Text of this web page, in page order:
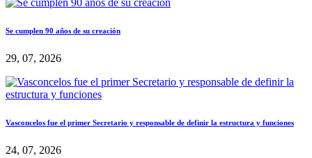
Se cumplen 90 años de su creación
29, 07, 2026
Vasconcelos fue el primer Secretario y responsable de definir la estructura y funciones
24, 07, 2026